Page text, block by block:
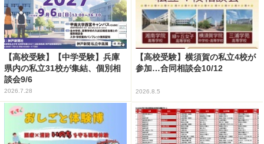
【高校受験】【中学受験】兵庫
県内の私立31校が集結、個別相
談会9/6
2026.7.28
【高校受験】横須賀の私立4校が
参加…合同相談会10/12
2026.8.5